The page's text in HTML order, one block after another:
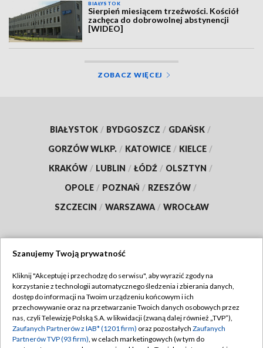
BIAŁYSTOK
Sierpień miesiącem trzeźwości. Kościół
zachęca do dobrowolnej abstynencji
[WIDEO]
ZOBACZ WIĘCEJ
BIAŁYSTOK / BYDGOSZCZ / GDAŃSK /
GORZÓW WLKP. / KATOWICE / KIELCE /
KRAKÓW / LUBLIN / ŁÓDŹ / OLSZTYN /
OPOLE / POZNAŃ / RZESZÓW /
SZCZECIN / WARSZAWA / WROCŁAW
TVP
Abonament TVP
Emisja w TVP
Centrum informacji TVP
Regulamin TVP
Polityka prywatności
Szanujemy Twoją prywatność
Kliknij "Akceptuję i przechodzę do serwisu", aby wyrazić zgody na
korzystanie z technologii automatycznego śledzenia i zbierania danych,
dostęp do informacji na Twoim urządzeniu końcowym i ich
przechowywanie oraz na przetwarzanie Twoich danych osobowych przez
nas, czyli Telewizję Polską S.A. w likwidacji (zwaną dalej również „TVP”),
Zaufanych Partnerów z IAB* (1201 firm) oraz pozostałych Zaufanych
Partnerów TVP (93 firm), w celach marketingowych (w tym do